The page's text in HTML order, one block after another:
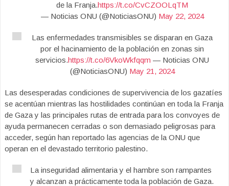
de la Franja.https://t.co/CvCZOOLqTM
— Noticias ONU (@NoticiasONU) May 22, 2024
Las enfermedades transmisibles se disparan en Gaza
por el hacinamiento de la población en zonas sin
servicios.https://t.co/6VkoWkfqqm — Noticias ONU
(@NoticiasONU) May 21, 2024
Las desesperadas condiciones de supervivencia de los gazatíes
se acentúan mientras las hostilidades continúan en toda la Franja
de Gaza y las principales rutas de entrada para los convoyes de
ayuda permanecen cerradas o son demasiado peligrosas para
acceder, según han reportado las agencias de la ONU que
operan en el devastado territorio palestino.
La inseguridad alimentaria y el hambre son rampantes
y alcanzan a prácticamente toda la población de Gaza.